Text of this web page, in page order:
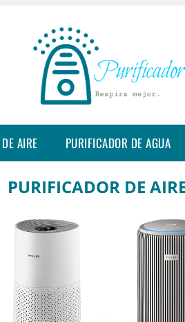
AIRE PURIFICADOR DE AGUA
PURIFICADOR DE